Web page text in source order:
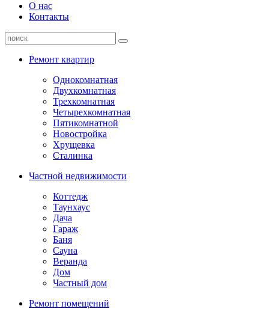
О нас
Контакты
Ремонт квартир
Однокомнатная
Двухкомнатная
Трехкомнатная
Четырехкомнатная
Пятикомнатной
Новостройка
Хрущевка
Сталинка
Частной недвижимости
Коттедж
Таунхаус
Дача
Гараж
Баня
Сауна
Веранда
Дом
Частный дом
Ремонт помещений